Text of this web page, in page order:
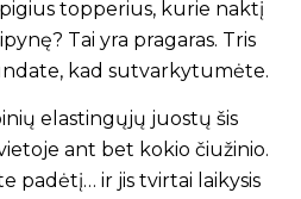
topperius, kurie naktį
Tai yra pragaras. Tris
kad sutvarkytumėte.
elastingųjų juostų šis
ant bet kokio čiužinio.
padėtį… ir jis tvirtai laikysis